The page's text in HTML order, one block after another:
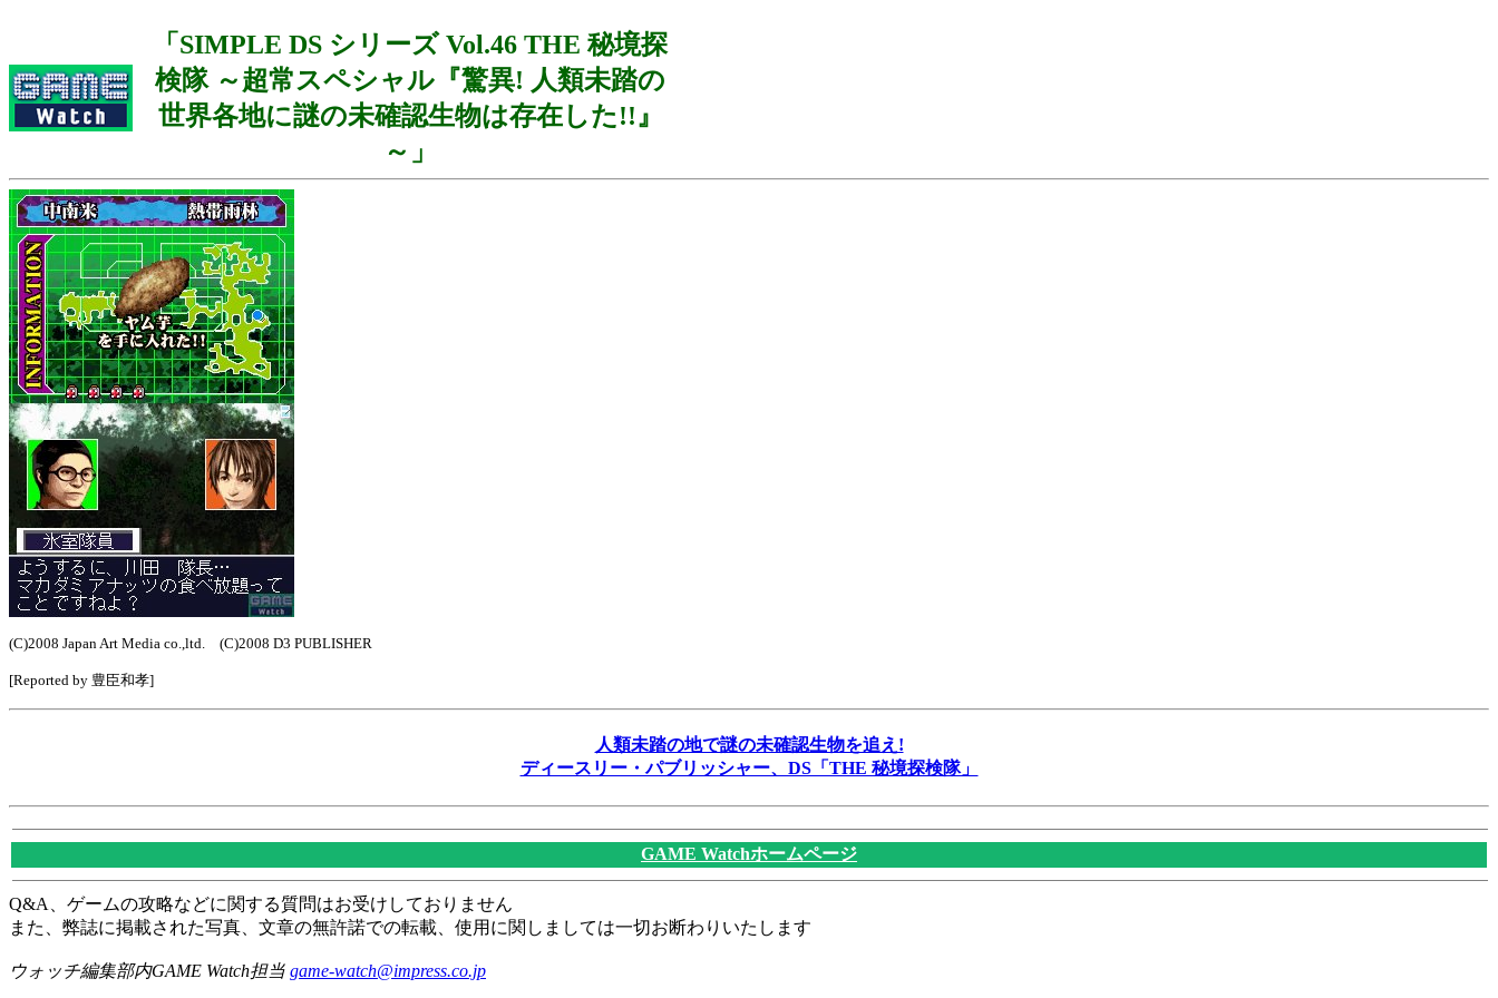
「SIMPLE DS シリーズ Vol.46 THE 秘境探
検隊 ～超常スペシャル『驚異! 人類未踏の
世界各地に謎の未確認生物は存在した!!』
～」
(C)2008 Japan Art Media co.,ltd. (C)2008 D3 PUBLISHER
[Reported by 豊臣和孝]
人類未踏の地で謎の未確認生物を追え!
ディースリー・パブリッシャー、DS「THE 秘境探検隊」
GAME Watchホームページ
Q&A、ゲームの攻略などに関する質問はお受けしておりません
また、弊誌に掲載された写真、文章の無許諾での転載、使用に関しましては一切お断わりいたします
ウォッチ編集部内GAME Watch担当 game-watch@impress.co.jp